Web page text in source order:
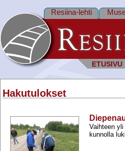
ETUSIVU
Resiina-lehti
Hakutulokset
Vaihteen
kunnolla